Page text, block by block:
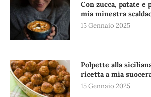
Con zucca, patate e
mia minestra
15 Gennaio 2025
Polpette alla
ricetta a mia
15 Gennaio 2025